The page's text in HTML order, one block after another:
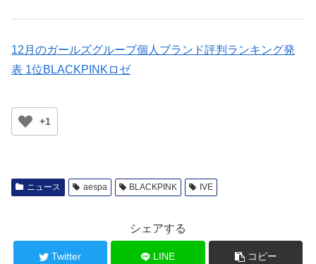
12月のガールズグループ個人ブランド評判ランキング発
表 1位BLACKPINKロゼ
+1
ニュース aespa BLACKPINK IVE
シェアする
Twitter LINE コピー